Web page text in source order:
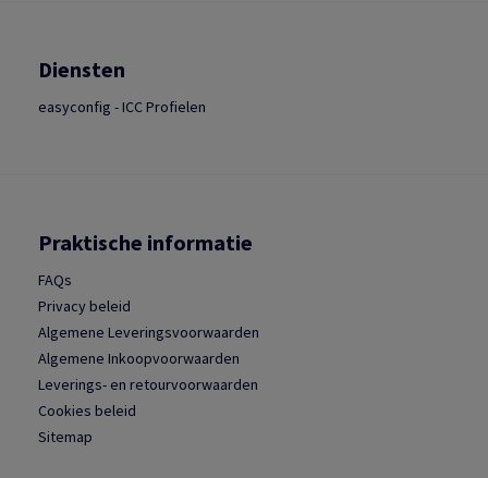
Diensten
easyconfig - ICC Profielen
Praktische informatie
FAQs
Privacy beleid
Algemene Leveringsvoorwaarden
Algemene Inkoopvoorwaarden
Leverings- en retourvoorwaarden
Cookies beleid
Sitemap